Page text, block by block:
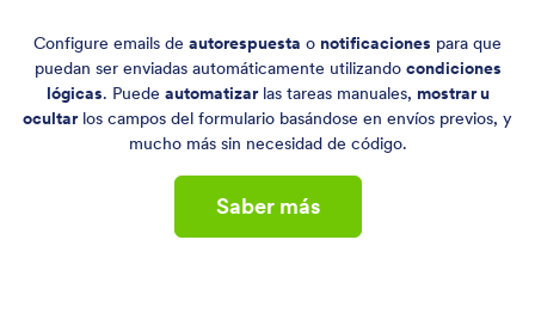
Configure emails de autorespuesta o notificaciones para que
puedan ser enviadas automáticamente utilizando condiciones
lógicas. Puede automatizarlas tareas manuales, mostrar u
ocultarlos campos del formulario basándose en envíos previos, y
mucho más sin necesidad de código.
Saber más